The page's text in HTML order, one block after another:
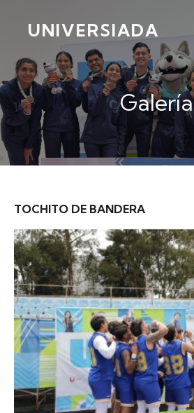
UNIVERSIADA
Galería
TOCHITO DE BANDERA